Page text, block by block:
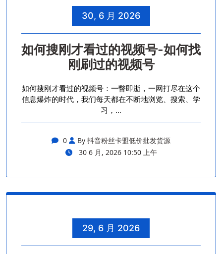
30, 6 月 2026
如何搜刚才看过的视频号-如何找
刚刷过的视频号
如何搜刚才看过的视频号：一瞥即逝，一网打尽在这个
信息爆炸的时代，我们每天都在不断地浏览、搜索、学
习，…
0
By 抖音粉丝卡盟低价批发货源
30 6 月, 2026 10:50 上午
29, 6 月 2026